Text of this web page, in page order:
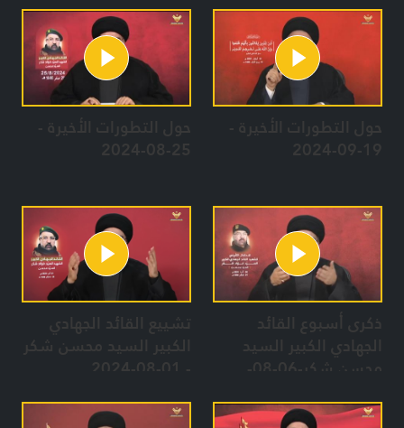
حول التطورات الأخيرة -
19-09-2024
حول التطورات الأخيرة -
25-08-2024
ذكرى أسبوع القائد
الجهادي الكبير السيد
تشييع القائد الجهادي
الكبير السيد محسن شكر